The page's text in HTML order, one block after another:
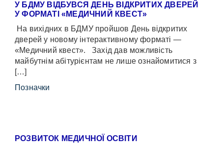
У БДМУ ВІДБУВСЯ ДЕНЬ ВІДКРИТИХ ДВЕРЕЙ
У ФОРМАТІ «МЕДИЧНИЙ КВЕСТ»
На вихідних в БДМУ пройшов День відкритих
дверей у новому інтерактивному форматі —
«Медичний квест». Захід дав можливість
майбутнім абітурієнтам не лише ознайомитися з
[…]
Позначки
РОЗВИТОК МЕДИЧНОЇ ОСВІТИ